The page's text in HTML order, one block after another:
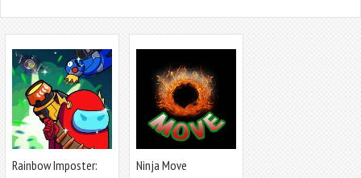
Rainbow Imposter:
Ninja Move